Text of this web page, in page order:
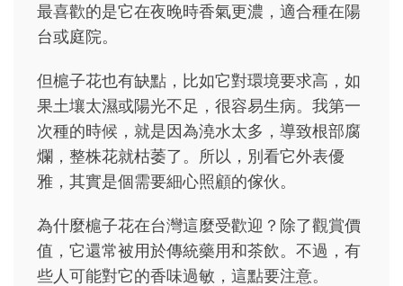
最喜歡的是它在夜晚時香氣更濃，適合種在陽
台或庭院。
但槴子花也有缺點，比如它對環境要求高，如
果土壤太濕或陽光不足，很容易生病。我第一
次種的時候，就是因為澆水太多，導致根部腐
爛，整株花就枯萎了。所以，別看它外表優
雅，其實是個需要細心照顧的傢伙。
為什麼槴子花在台灣這麼受歡迎？除了觀賞價
值，它還常被用於傳統藥用和茶飲。不過，有
些人可能對它的香味過敏，這點要注意。